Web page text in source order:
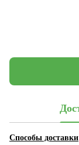
Способы доставки